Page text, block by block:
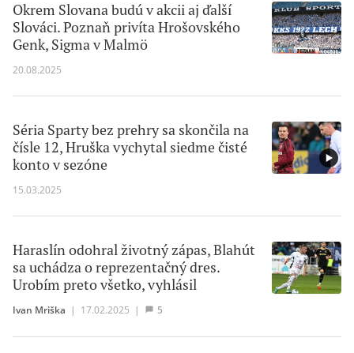
Okrem Slovana budú v akcii aj ďalší
Slováci. Poznaň privíta Hrošovského
Genk, Sigma v Malmö
20.08.2025
Séria Sparty bez prehry sa skončila na
čísle 12, Hruška vychytal siedme čisté
konto v sezóne
15.03.2025
Haraslín odohral životný zápas, Blahút
sa uchádza o reprezentačný dres.
Urobím preto všetko, vyhlásil
Ivan Mriška | 17.02.2025 | 5